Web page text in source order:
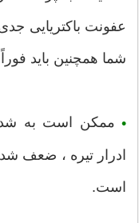
شما همچنین باید
•ممکن است به
ادرار تیره ، ضعف
است.